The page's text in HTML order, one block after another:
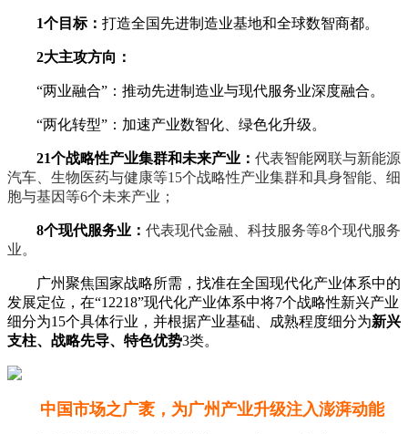
1个目标： 打造全国先进制造业基地和全球数智商都。
2大主攻方向：
“两业融合”：推动先进制造业与现代服务业深度融合。
“两化转型”：加速产业数智化、绿色化升级。
21个战略性产业集群和未来产业： 代表智能网联与新能源
汽车、生物医药与健康等15个战略性产业集群和具身智能、细
胞与基因等6个未来产业；
8个现代服务业： 代表现代金融、科技服务等8个现代服务
业。
广州聚焦国家战略所需，找准在全国现代化产业体系中的
发展定位，在“12218”现代化产业体系中将7个战略性新兴产业
细分为15个具体行业，并根据产业基础、成熟程度细分为新兴
支柱、战略先导、特色优势3类。
中国市场之广袤，为广州产业升级注入澎湃动能